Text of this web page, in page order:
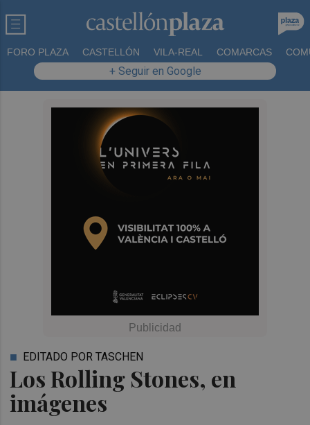
FORO PLAZA CASTELLÓN VILA-REAL COMARCAS
+ Seguir en Google
Los Rolling Stones, en
imágenes
EDITADO POR TASCHEN